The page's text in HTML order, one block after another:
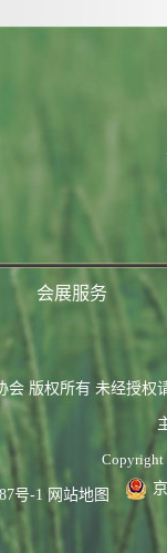
会展服务
会 版权所有 未经授权
Copyright
号-1 网站地图